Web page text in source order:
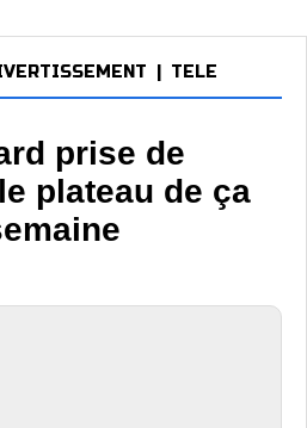
TELE
prise de
plateau de ça